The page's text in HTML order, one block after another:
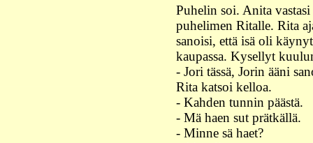
Puhelin soi. Anita
puhelimen Ritalle. Rita
sanoisi, että isä oli
kaupassa. Kysellyt
- Jori tässä, Jorin ääni
Rita katsoi kelloa.
- Kahden tunnin päästä.
- Mä haen sut prätkällä.
- Minne sä haet?